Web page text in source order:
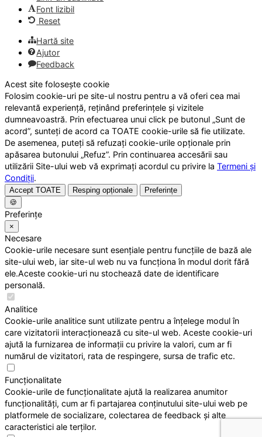
Font lizibil
Reset
Hartă site
Ajutor
Feedback
Acest site folosește cookie
Folosim cookie-uri pe site-ul nostru pentru a vă oferi cea mai
relevantă experiență, reținând preferințele și vizitele
dumneavoastră. Prin efectuarea unui click pe butonul „Sunt de
acord”, sunteți de acord ca TOATE cookie-urile să fie utilizate.
De asemenea, puteți să refuzați cookie-urile opționale prin
apăsarea butonului „Refuz”. Prin continuarea accesării sau
utilizării Site-ului web vă exprimați acordul cu privire la Termeni și
Condiții.
Accept TOATE Resping opționale
Preferințe
🍪
Preferințe
×
Necesare
Cookie-urile necesare sunt esențiale pentru funcțiile de bază ale
site-ului web, iar site-ul web nu va funcționa în modul dorit fără
ele.Aceste cookie-uri nu stochează date de identificare
personală.
Analitice
Cookie-urile analitice sunt utilizate pentru a înțelege modul în
care vizitatorii interacționează cu site-ul web. Aceste cookie-uri
ajută la furnizarea de informații cu privire la valori, cum ar fi
numărul de vizitatori, rata de respingere, sursa de trafic etc.
Funcționalitate
Cookie-urile de funcționalitate ajută la realizarea anumitor
funcționalități, cum ar fi partajarea conținutului site-ului web pe
platformele de socializare, colectarea de feedback și alte
caracteristici ale terților.